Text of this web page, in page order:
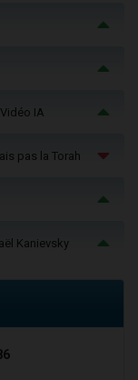
IA
pas la Torah
Kanievsky